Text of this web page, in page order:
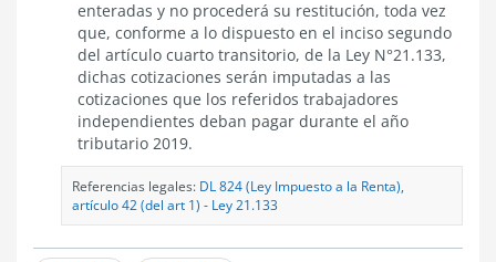
enteradas y no procederá su restitución, toda vez
que, conforme a lo dispuesto en el inciso segundo
del artículo cuarto transitorio, de la Ley N°21.133,
dichas cotizaciones serán imputadas a las
cotizaciones que los referidos trabajadores
independientes deban pagar durante el año
tributario 2019.
Referencias legales: DL 824 (Ley Impuesto a la Renta),
artículo 42 (del art 1) - Ley 21.133